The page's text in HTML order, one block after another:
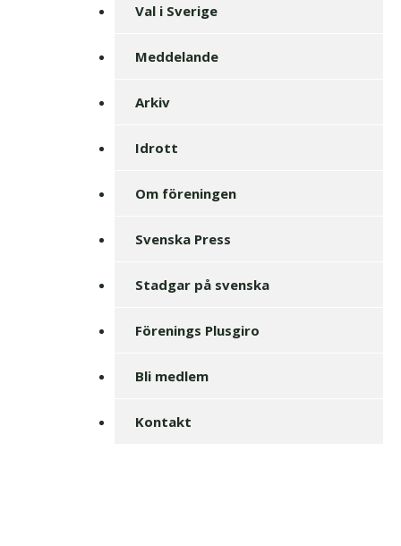
Val i Sverige
Meddelande
Arkiv
Idrott
Om föreningen
Svenska Press
Stadgar på svenska
Förenings Plusgiro
Bli medlem
Kontakt